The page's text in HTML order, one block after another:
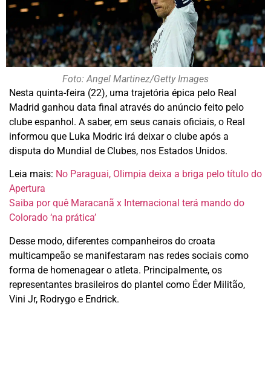
Foto: Angel Martinez/Getty Images
Nesta quinta-feira (22), uma trajetória épica pelo Real
Madrid ganhou data final através do anúncio feito pelo
clube espanhol. A saber, em seus canais oficiais, o Real
informou que Luka Modric irá deixar o clube após a
disputa do Mundial de Clubes, nos Estados Unidos.
Leia mais: No Paraguai, Olimpia deixa a briga pelo título do
Apertura
Saiba por quê Maracanã x Internacional terá mando do
Colorado ‘na prática’
Desse modo, diferentes companheiros do croata
multicampeão se manifestaram nas redes sociais como
forma de homenagear o atleta. Principalmente, os
representantes brasileiros do plantel como Éder Militão,
Vini Jr, Rodrygo e Endrick.